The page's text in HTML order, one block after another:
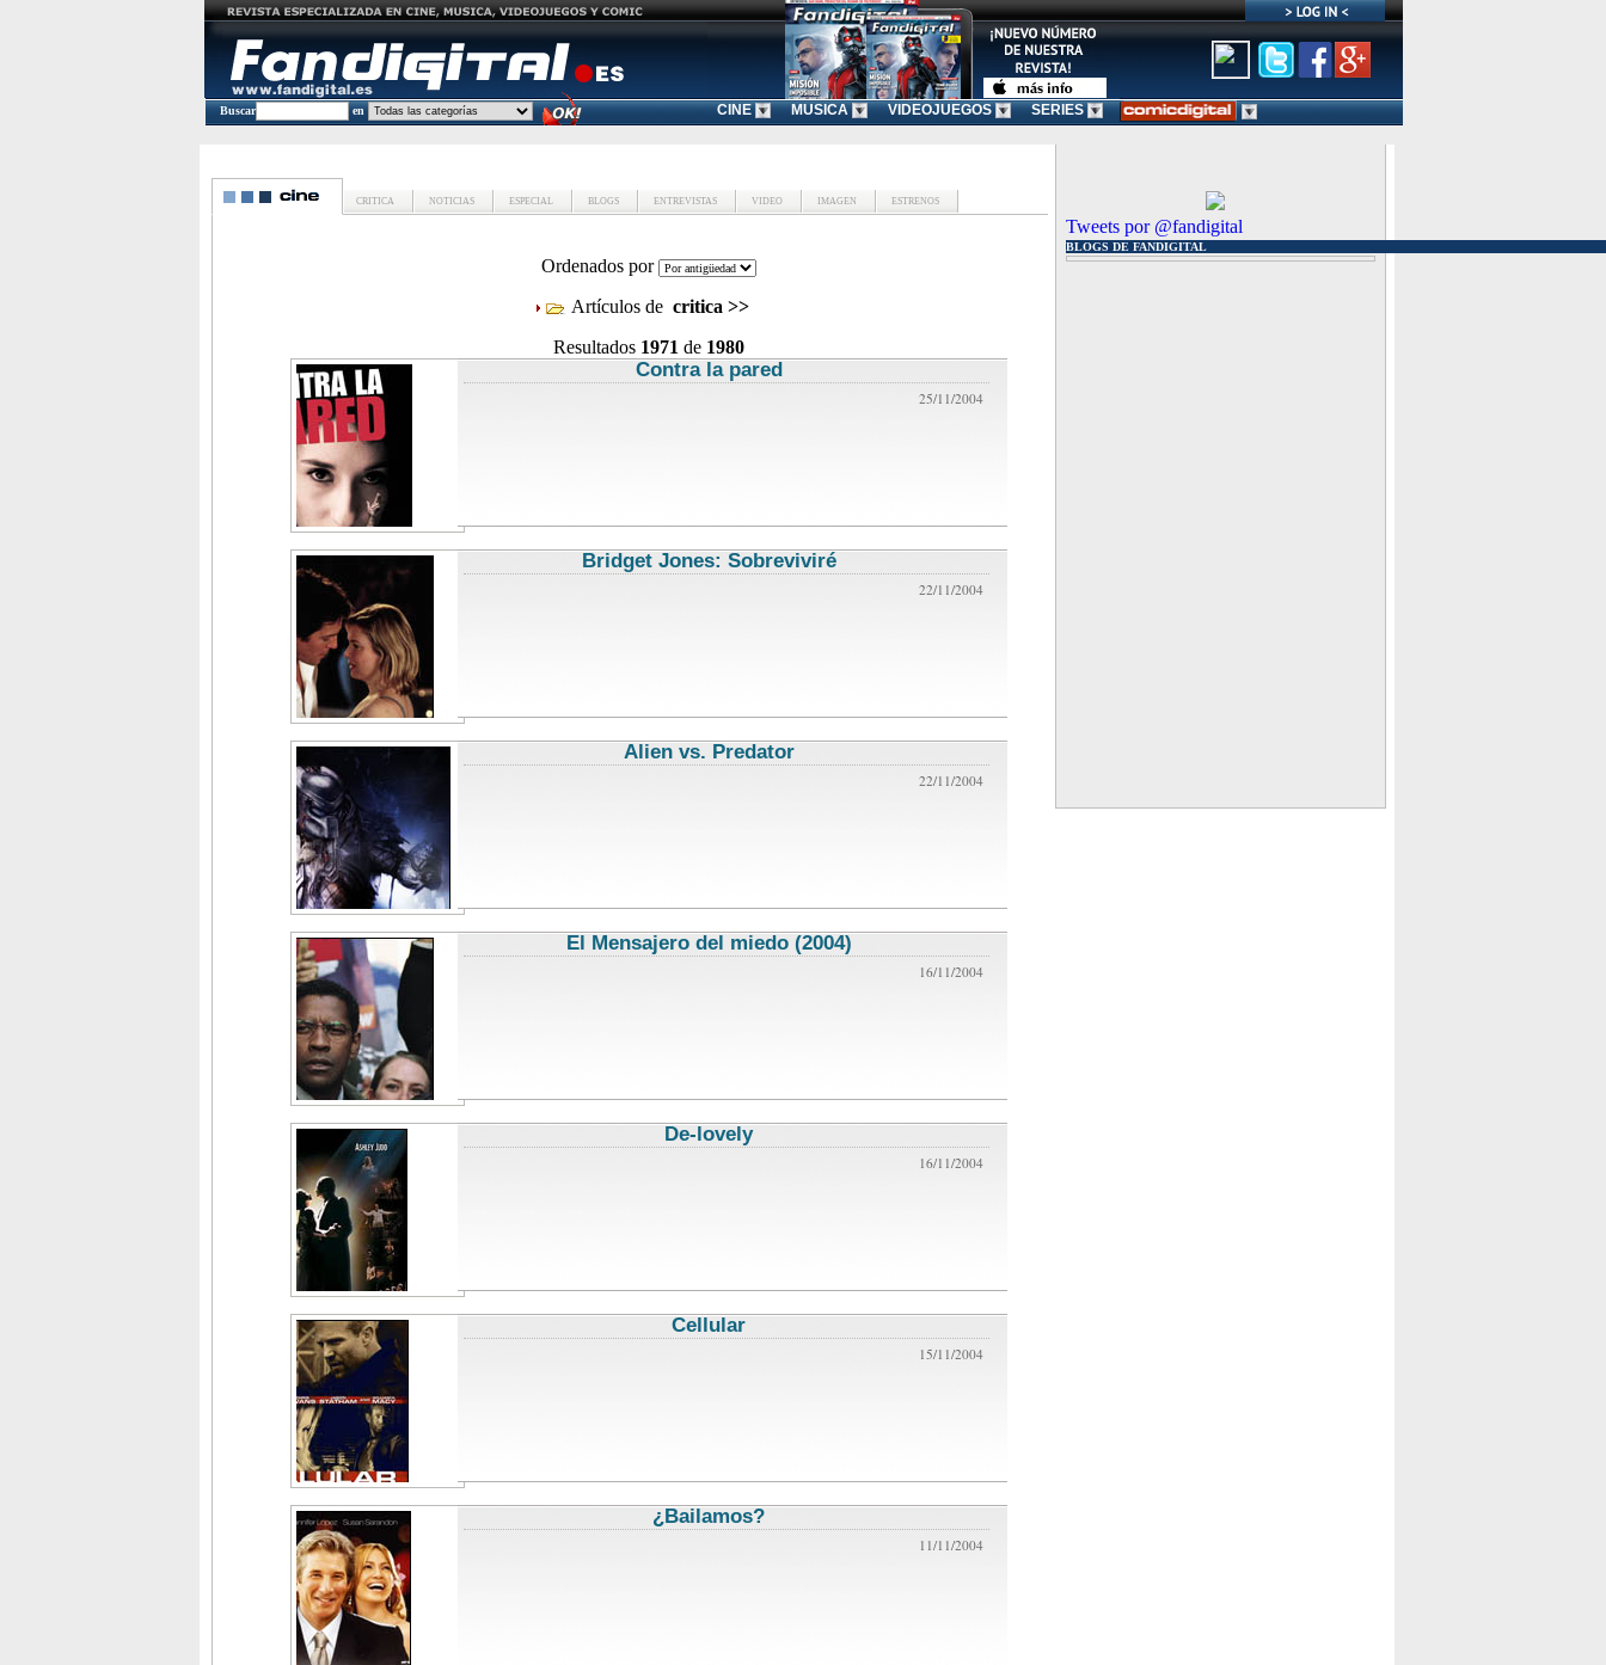
Buscar en CINE MUSICA VIDEOJUEGOS SERIES
CRITICA NOTICIAS ESPECIAL BLOGS ENTREVISTAS VIDEO IMAGEN ESTRENOS
Ordenados por
Artículos de critica >>
Resultados 1971 de 1980
Contra la pared
25/11/2004
Bridget Jones: Sobrevivirécritica de cine
22/11/2004
Alien vs. Predator
22/11/2004
El Mensajero del miedo (2004)
16/11/2004
De-lovely
16/11/2004
Cellular
15/11/2004
¿Bailamos?
11/11/2004
Tweets por @fandigital
BLOGS DE FANDIGITAL